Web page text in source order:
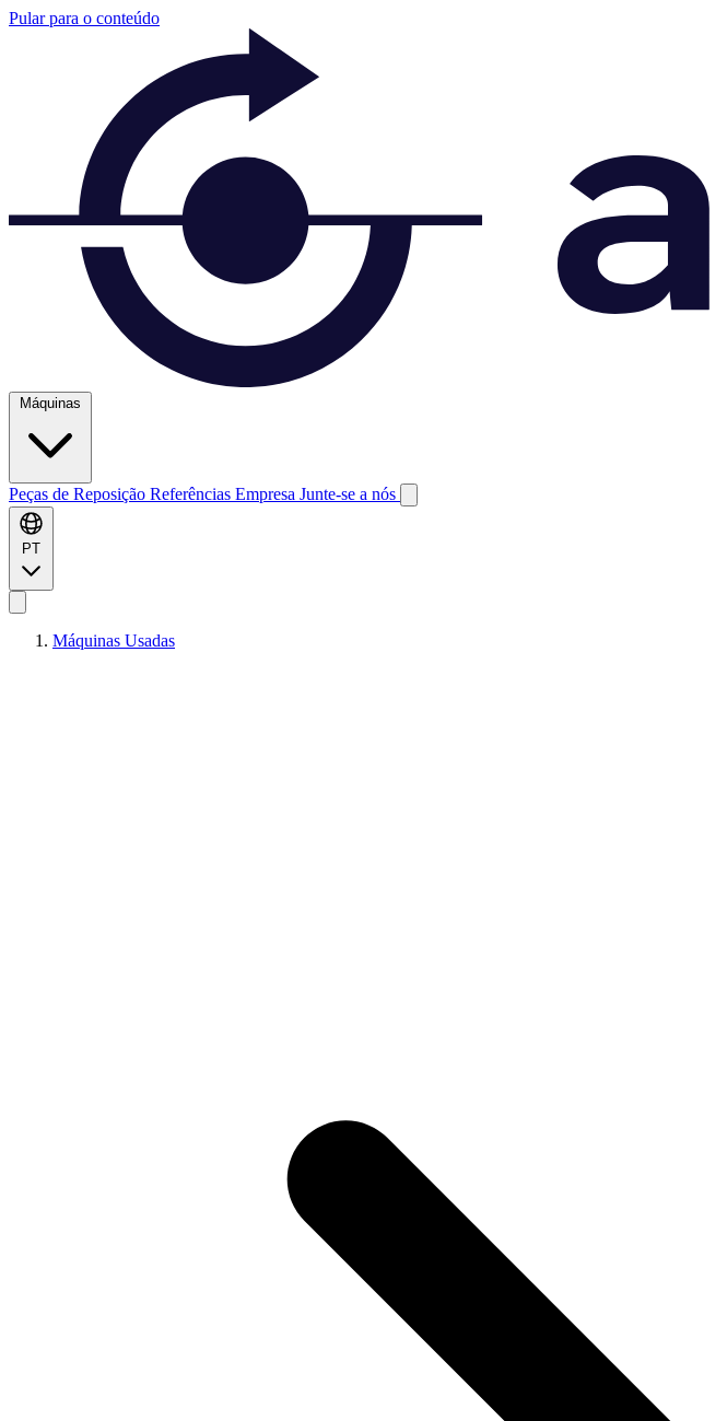
Pular para o conteúdo
Máquinas
Peças de Reposição Referências Empresa Junte-se a nós
PT
Máquinas Usadas